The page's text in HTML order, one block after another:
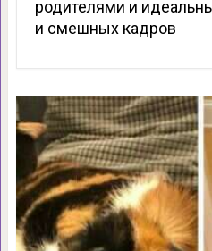
родителями и
и смешных кадров